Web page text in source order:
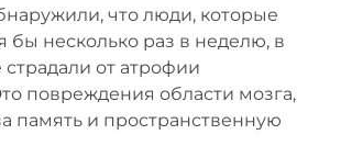
что люди, которые
бы несколько раз в неделю, в
от атрофии
повреждения области мозга,
память и пространственную